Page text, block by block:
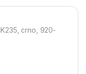
crno, 920-